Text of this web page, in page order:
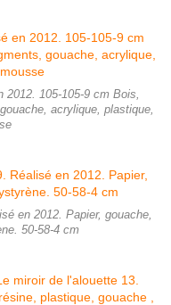
2012. 105-105-9 cm Bois,
acrylique, plastique,
en 2012. Papier, gouache,
50-58-4 cm